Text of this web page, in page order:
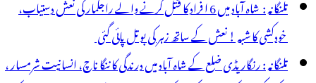
تلنگانہ : شاہ آباد میں 6 ا فراد کا قتل کرنے والے راجکمار کی نعش دستیاب،
خودکشی کا شبہ ! نعش کے ساتھ زہر کی بوتل پائی گئی
تلنگانہ : رنگاریڈی ضلع کے شاہ آباد میں درندگی کا ننگا ناچ، انسانیت شرمسار ،